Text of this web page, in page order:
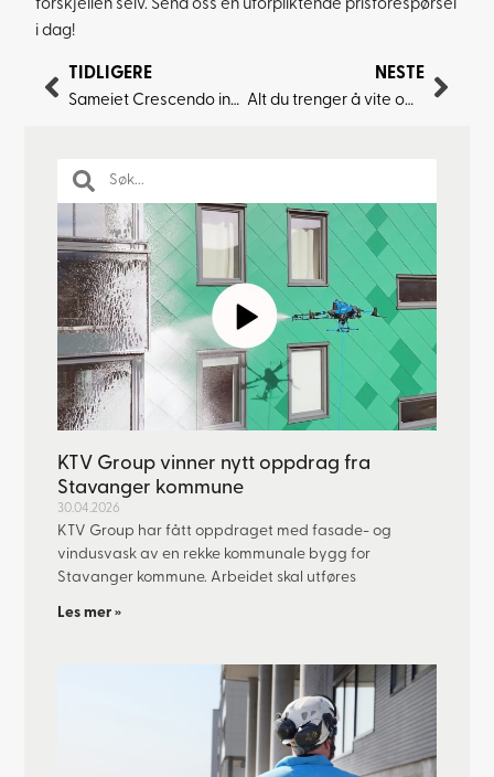
forskjellen selv. Send oss en uforpliktende prisforespørsel
i dag!
TIDLIGERE
Sameiet Crescendo inngår ny vedlikeholdsavtale på fasadevask
NESTE
Alt du trenger å vite om vedlikeholdsavtaler for borettslag
KTV Group vinner nytt oppdrag fra
Stavanger kommune
30.04.2026
KTV Group har fått oppdraget med fasade- og
vindusvask av en rekke kommunale bygg for
Stavanger kommune. Arbeidet skal utføres
Les mer »